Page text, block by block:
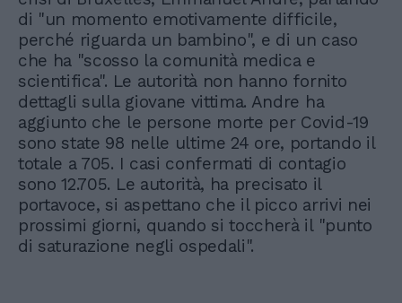
di "un momento emotivamente difficile,
perché riguarda un bambino", e di un caso
che ha "scosso la comunità medica e
scientifica". Le autorità non hanno fornito
dettagli sulla giovane vittima. Andre ha
aggiunto che le persone morte per Covid-19
sono state 98 nelle ultime 24 ore, portando il
totale a 705. I casi confermati di contagio
sono 12.705. Le autorità, ha precisato il
portavoce, si aspettano che il picco arrivi nei
prossimi giorni, quando si toccherà il "punto
di saturazione negli ospedali".